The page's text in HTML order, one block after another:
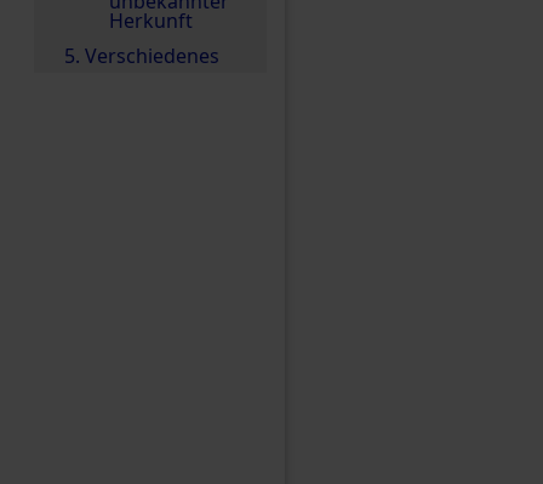
Herkunft
5. Verschiedenes